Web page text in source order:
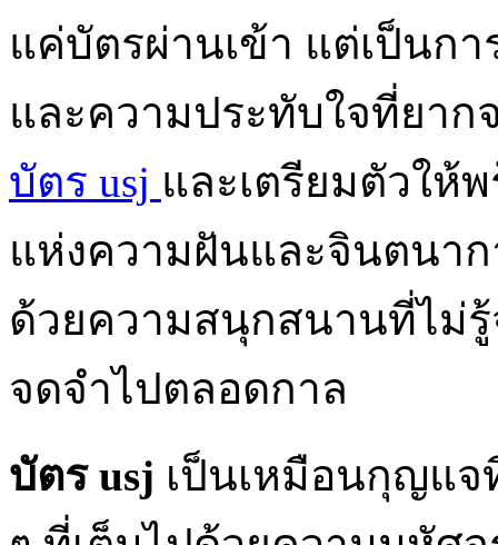
แค่บัตรผ่านเข้า แต่เป็นก
และความประทับใจที่ยาก
บัตร usj และเตรียมตัวให้
แห่งความฝันและจินตนา
ด้วยความสนุกสนานที่ไม่
จดจำไปตลอดกาล
บัตร usj เป็นเหมือนกุญแ